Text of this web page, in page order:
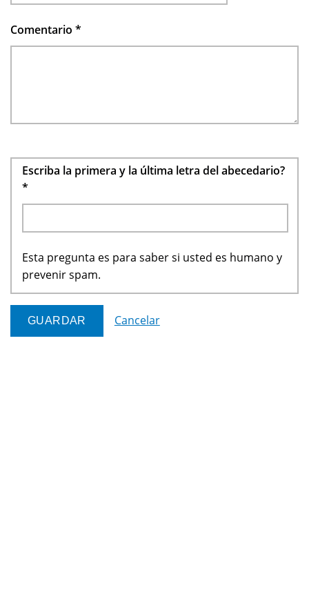
Comentario *
Escriba la primera y la última letra del abecedario?
*
Esta pregunta es para saber si usted es humano y
prevenir spam.
Cancelar